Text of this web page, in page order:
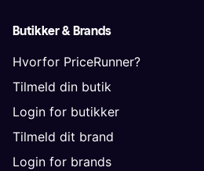
Butikker & Brands
Hvorfor PriceRunner?
Tilmeld din butik
Login for butikker
Tilmeld dit brand
Login for brands